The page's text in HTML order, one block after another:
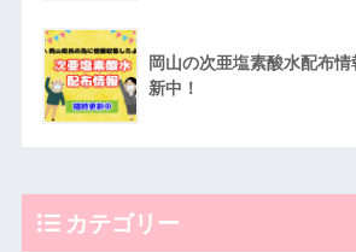
岡山の次亜塩素酸水配布
新中！
カテゴリー